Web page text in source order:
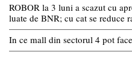
ROBOR la 3 luni a scazut cu
luate de BNR; cu cat se reduce
In ce mall din sectorul 4 pot